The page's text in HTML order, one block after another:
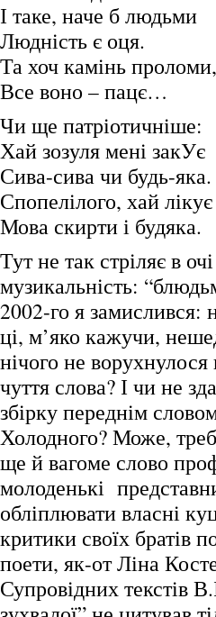
І таке, наче б людьми
Людність є оця.
Та хоч камінь проломи,
Все воно – пацє…
Чи ще патріотичніше:
Хай зозуля мені закУє
Сива-сива чи будь-яка.
Спопелілого, хай лікує
Мова скирти і будяка.
Тут не так стріляє в
музикальність:
2002-го я замислився:
ці, м’яко кажучи,
нічого не ворухнулося
чуття слова? І чи не
збірку переднім
Холодного? Може,
ще й вагоме слово
молоденькі
обліплювати власні
критики своїх братів
поети, як-от Ліна
Супровідних текстів